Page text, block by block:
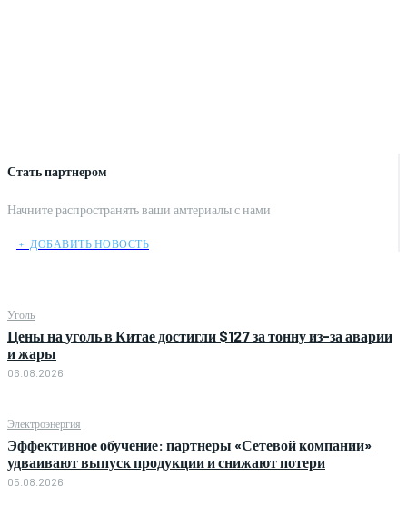
Стать партнером
Начните распространять ваши амтериалы с нами
﹢ ДОБАВИТЬ НОВОСТЬ
Уголь
Цены на уголь в Китае достигли $127 за тонну из-за аварии
и жары
06.08.2026
Электроэнергия
Эффективное обучение: партнеры «Сетевой компании»
удваивают выпуск продукции и снижают потери
05.08.2026